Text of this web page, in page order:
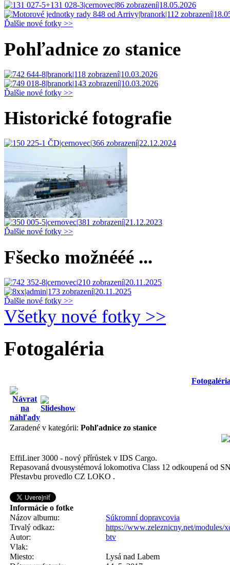
Ďalšie nové fotky >>
Pohľadnice zo stanice
Ďalšie nové fotky >>
Historické fotografie
Ďalšie nové fotky >>
Fšecko možnééé ...
Ďalšie nové fotky >>
Všetky nové fotky >>
Fotogaléria
Zaradené v kategórii: Pohľadnice zo stanice
EffiLiner 3000 - nový přírůstek v IDS Cargo.
Repasovaná dvousystémová lokomotiva Class 12 odkoupená od
Přestavbu provedlo CZ LOKO .
Informácie o fotke
Názov albumu:
Súkromní dopravcovia
Trvalý odkaz:
https://www.zeleznicny.net/modules/
Autor:
btv
Vlak:
Miesto:
Lysá nad Labem